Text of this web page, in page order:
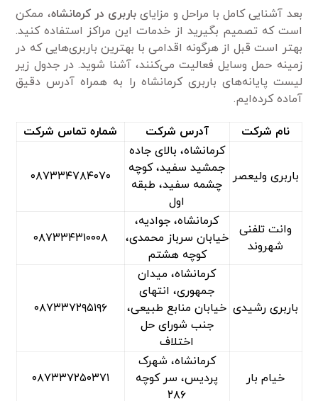
بعد آشنایی کامل با مراحل و مزایای باربری در کرمانشاه، ممکن
است که تصمیم بگیرید از خدمات این مراکز استفاده کنید.
بهتر است قبل از هرگونه اقدامی با بهترین باربری‌هایی که در
زمینه حمل وسایل فعالیت می‌کنند، آشنا شوید. در جدول زیر
لیست پایانه‌های باربری کرمانشاه را به همراه آدرس دقیق
آماده کرده‌ایم.
نام شرکت آدرس شرکت شماره تماس شرکت
باربری ولیعصر
کرمانشاه، بالای جاده
جمشید سفید، کوچه
چشمه سفید، طبقه
اول
۰۸۷۳۳۴۷۸۴۰۷۰
وانت تلفنی
شهروند
کرمانشاه، جوادیه،
خیابان سرباز محمدی،
کوچه هشتم
۰۸۷۳۳۴۳۱۰۰۰۸
باربری رشیدی
کرمانشاه، میدان
جمهوری، انتهای
خیابان منابع طبیعی،
جنب شورای حل
اختلاف
۰۸۷۳۳۷۲۹۵۱۹۶
خیام بار
کرمانشاه، شهرک
پردیس، سر کوچه
۲۸۶
۰۸۷۳۳۷۲۵۰۳۷۱